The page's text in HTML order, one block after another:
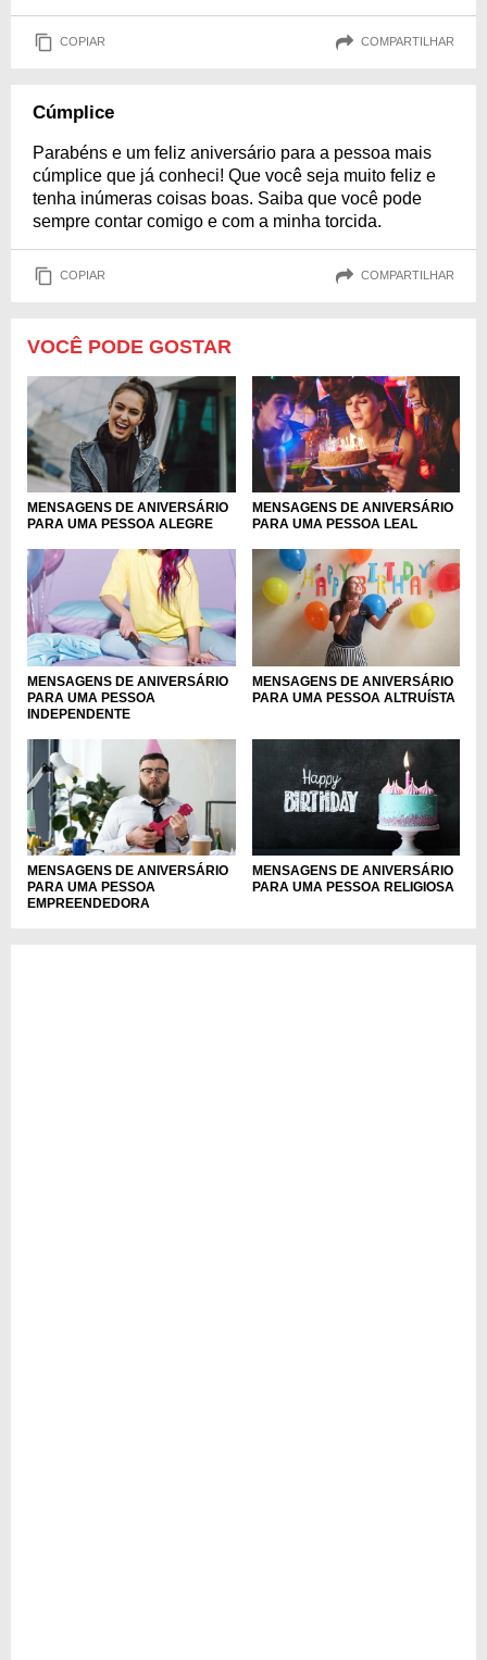
COPIAR COMPARTILHAR
Cúmplice
Parabéns e um feliz aniversário para a pessoa mais
cúmplice que já conheci! Que você seja muito feliz e
tenha inúmeras coisas boas. Saiba que você pode
sempre contar comigo e com a minha torcida.
COPIAR COMPARTILHAR
VOCÊ PODE GOSTAR
MENSAGENS DE ANIVERSÁRIO
PARA UMA PESSOA ALEGRE
MENSAGENS DE ANIVERSÁRIO
PARA UMA PESSOA LEAL
MENSAGENS DE ANIVERSÁRIO
PARA UMA PESSOA
INDEPENDENTE
MENSAGENS DE ANIVERSÁRIO
PARA UMA PESSOA ALTRUÍSTA
MENSAGENS DE ANIVERSÁRIO
PARA UMA PESSOA
EMPREENDEDORA
MENSAGENS DE ANIVERSÁRIO
PARA UMA PESSOA RELIGIOSA